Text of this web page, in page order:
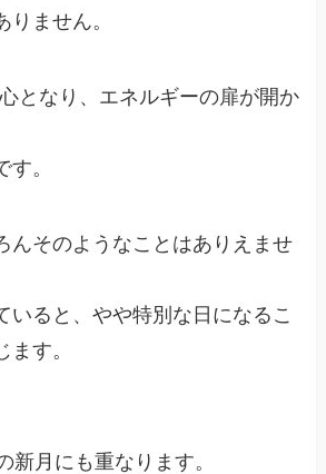
りません。
となり、エネルギーの扉が開か
。
んそのようなことはありえませ
いると、やや特別な日になるこ
ます。
新月にも重なります。